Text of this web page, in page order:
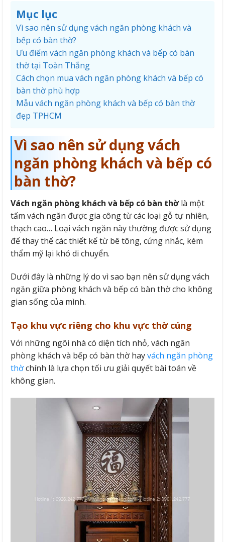
Mục lục
Vì sao nên sử dụng vách ngăn phòng khách và
bếp có bàn thờ?
Ưu điểm vách ngăn phòng khách và bếp có bàn
thờ tại Toàn Thắng
Cách chọn mua vách ngăn phòng khách và bếp có
bàn thờ phù hợp
Mẫu vách ngăn phòng khách và bếp có bàn thờ
đẹp TPHCM
Vì sao nên sử dụng vách
ngăn phòng khách và bếp có
bàn thờ?
Vách ngăn phòng khách và bếp có bàn thờlà một
tấm vách ngăn được gia công từ các loại gỗ tự nhiên,
thạch cao… Loại vách ngăn này thường được sử dụng
để thay thế các thiết kế từ bê tông, cứng nhắc, kém
thẩm mỹ lại khó di chuyển.
Dưới đây là những lý do vì sao bạn nên sử dụng vách
ngăn giữa phòng khách và bếp có bàn thờ cho không
gian sống của mình.
Tạo khu vực riêng cho khu vực thờ cúng
Với những ngôi nhà có diện tích nhỏ, vách ngăn
phòng khách và bếp có bàn thờ hayvách ngăn phòng
thờchính là lựa chọn tối ưu giải quyết bài toán về
không gian.